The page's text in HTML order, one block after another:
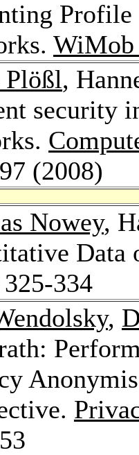
WiMob
,
security
(2008)
Nowey,
Data
325-334
,